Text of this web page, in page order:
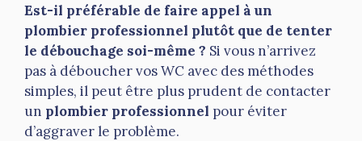
Est-il préférable de faire appel à un
plombier professionnel plutôt que de tenter
le débouchage soi-même ? Si vous n’arrivez
pas à déboucher vos WC avec des méthodes
simples, il peut être plus prudent de contacter
un plombier professionnel pour éviter
d’aggraver le problème.